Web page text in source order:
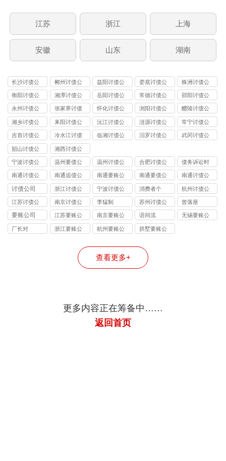
江苏 浙江 上海
安徽 山东 湖南
长沙讨债公
司
郴州讨债公
司
益阳讨债公
司
娄底讨债公
司
株洲讨债公
司
衡阳讨债公
司
湘潭讨债公
司
岳阳讨债公
司
常德讨债公
司
邵阳讨债公
司
永州讨债公
司
张家界讨债
公司
怀化讨债公
司
浏阳讨债公
司
醴陵讨债公
司
湘乡讨债公
司
耒阳讨债公
司
沅江讨债公
司
涟源讨债公
司
常宁讨债公
司
吉首讨债公
司
冷水江讨债
公司
临湘讨债公
汨罗讨债公
武冈讨债公
韶山讨债公
司
湘西讨债公
司
宁波讨债公
司
温州要债公
司
温州讨债公
司
合肥讨债公
司
债务诉讼时
效
南通讨债公
司
南通追债公
司
南通要账公
司
南通要债公
司
南通讨债公
司
讨债公司
浙江讨债公
司
宁波讨债公
司
消费者个
杭州讨债公
司
江苏讨债公
司
南京讨债公
司
李猛制
苏州讨债公
司
曾落座
要账公司
江苏要账公
司
南京要账公
司
语间流
无锡要账公
厂长对
浙江要账公
杭州要账公
拱墅要账公
查看更多+
更多内容正在筹备中……
返回首页